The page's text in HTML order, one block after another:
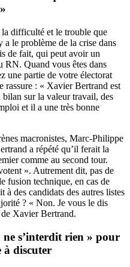
difficulté et le trouble que
le problème de la crise dans
de fait, qui peut avoir un
RN. Quand vous êtes dans
une partie de votre électorat
rassure : « Xavier Bertrand est
sur la valeur travail, des
et il a une très bonne
macronistes, Marc-Philippe
a répété qu’il ferait la
comme au second tour.
». Autrement dit, pas de
fusion technique, en cas de
des candidats des autres listes
? « Non. Je vous le dis
Xavier Bertrand.
ne s’interdit rien » pour
à discuter